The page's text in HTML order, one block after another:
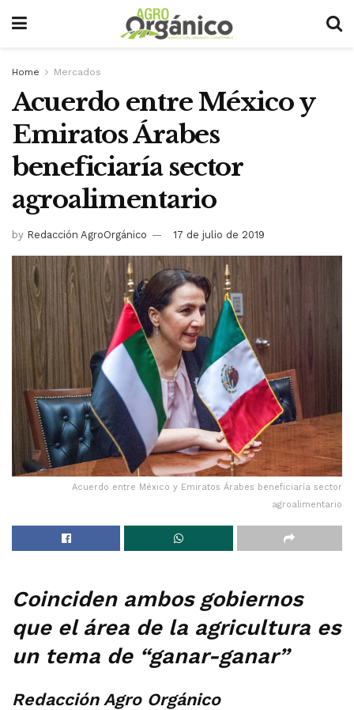
Home Mercados
Acuerdo entre México y
Emiratos Árabes
beneficiaría sector
agroalimentario
by Redacción AgroOrgánico 17 de julio de 2019
Acuerdo entre México y Emiratos Árabes beneficiaría sector
agroalimentario
Coinciden ambos gobiernos
que el área de la agricultura es
un tema de “ganar-ganar”
Redacción Agro Orgánico